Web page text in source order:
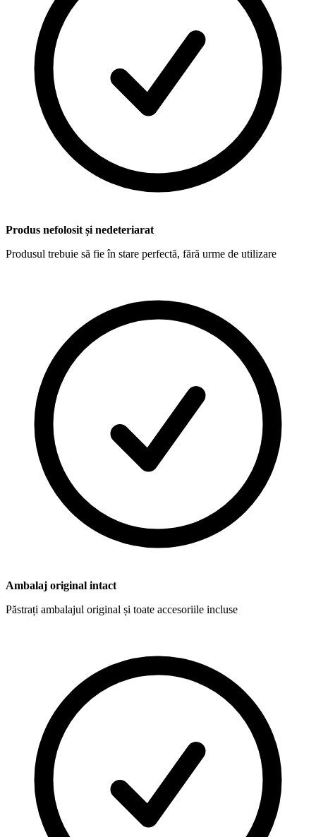
Produs nefolosit și nedeteriarat
Produsul trebuie să fie în stare perfectă, fără urme de utilizare
Ambalaj original intact
Păstrați ambalajul original și toate accesoriile incluse